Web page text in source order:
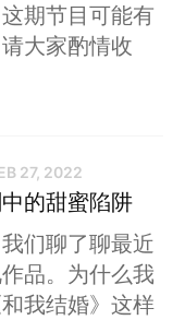
期节目可能有
大家酌情收
27, 2022
的甜蜜陷阱
们聊了聊最近
品。为什么我
我结婚》这样